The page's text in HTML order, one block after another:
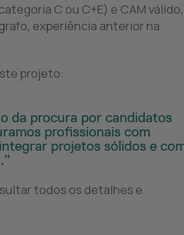
C ou C+E) e CAM válido,
experiência anterior na
projeto:
da procura por candidatos
profissionais com
projetos sólidos e
todos os detalhes e